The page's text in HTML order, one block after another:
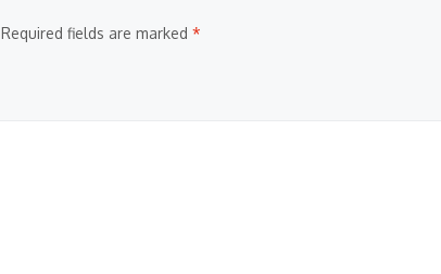
Required fields are marked *